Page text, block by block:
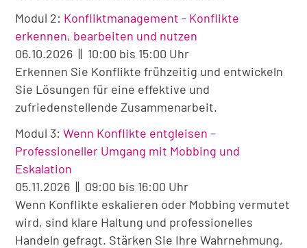
Modul 2: Konfliktmanagement - Konflikte
erkennen, bearbeiten und nutzen
06.10.2026 || 10:00 bis 15:00 Uhr
Erkennen Sie Konflikte frühzeitig und entwickeln
Sie Lösungen für eine effektive und
zufriedenstellende Zusammenarbeit.
Modul 3:Wenn Konflikte entgleisen –
Professioneller Umgang mit Mobbing und
Eskalation
05.11.2026 || 09:00 bis 16:00 Uhr
Wenn Konflikte eskalieren oder Mobbing vermutet
wird, sind klare Haltung und professionelles
Handeln gefragt. Stärken Sie Ihre Wahrnehmung,